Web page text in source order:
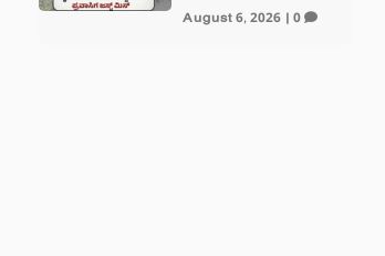
August 6, 2026| 0